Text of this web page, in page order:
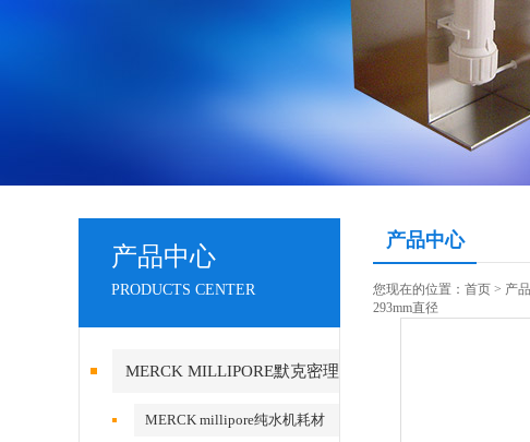
产品中心
PRODUCTS CENTER
MERCK MILLIPORE默克密理
博产品MERCK millipore纯水机耗材
产品中心
您现在的位置： 首页 > 产
293mm直径